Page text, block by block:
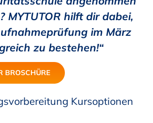
MYTUTOR hilft dir dabei,
im März
zu bestehen!“
BROSCHÜRE
Kursoptionen